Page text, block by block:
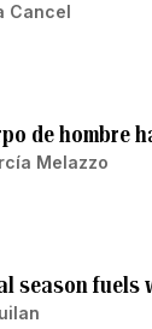
Cancel
de hombre
Melazzo
season fuels